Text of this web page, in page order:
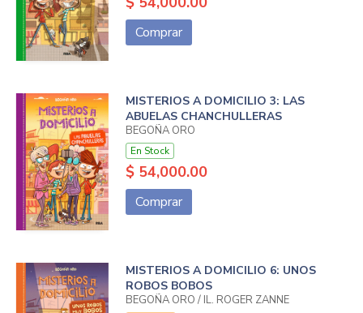
Comprar
MISTERIOS A DOMICILIO 3: LAS
ABUELAS CHANCHULLERAS
BEGOÑA ORO
En Stock
$ 54,000.00
Comprar
MISTERIOS A DOMICILIO 6: UNOS
ROBOS BOBOS
BEGOÑA ORO / IL. ROGER ZANNE